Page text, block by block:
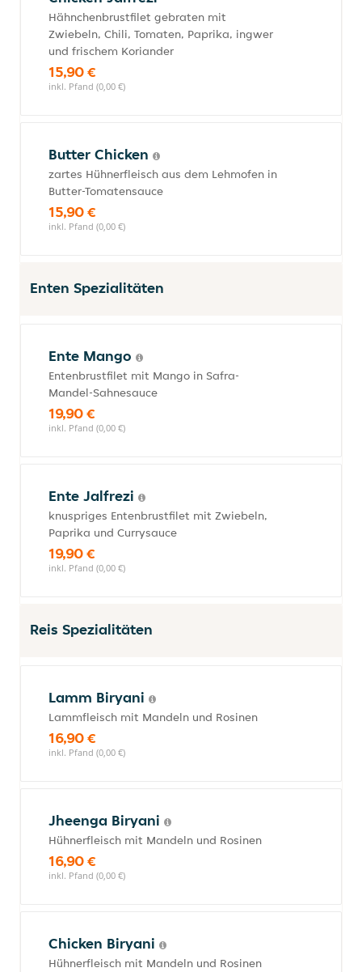
Hähnchenbrustfilet gebraten mit
Zwiebeln, Chili, Tomaten, Paprika, ingwer
und frischem Koriander
15,90 €
inkl. Pfand (0,00 €)
Butter Chicken
zartes Hühnerfleisch aus dem Lehmofen in
Butter-Tomatensauce
15,90 €
inkl. Pfand (0,00 €)
Enten Spezialitäten
Ente Mango
Entenbrustfilet mit Mango in Safra-
Mandel-Sahnesauce
19,90 €
inkl. Pfand (0,00 €)
Ente Jalfrezi
knuspriges Entenbrustfilet mit Zwiebeln,
Paprika und Currysauce
19,90 €
inkl. Pfand (0,00 €)
Reis Spezialitäten
Lamm Biryani
Lammfleisch mit Mandeln und Rosinen
16,90 €
inkl. Pfand (0,00 €)
Jheenga Biryani
Hühnerfleisch mit Mandeln und Rosinen
16,90 €
inkl. Pfand (0,00 €)
Chicken Biryani
Hühnerfleisch mit Mandeln und Rosinen